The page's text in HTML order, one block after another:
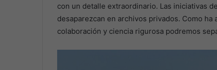
con un detalle extraordinario. Las iniciativas
desaparezcan en archivos privados. Como
colaboración y ciencia rigurosa podremos